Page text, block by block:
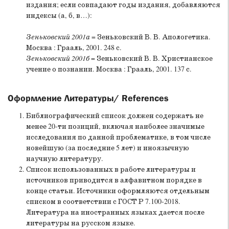
издания; если совпадают годы издания, добавляются
индексы (а, б, в…):
Зеньковский 2001а= Зеньковский В. В. Апологетика.
Москва : Грааль, 2001. 248 с.
Зеньковский 2001б= Зеньковский В. В. Христианское
учение о познании. Москва : Грааль, 2001. 137 с.
Оформление Литературы/ References
Библиографический список должен содержать не
менее 20-ти позиций, включая наиболее значимые
исследования по данной проблематике, в том числе
новейшую (за последние 5 лет) и иноязычную
научную литературу.
Список использованных в работе литературы и
источников приводится в алфавитном порядке в
конце статьи. Источники оформляются отдельным
списком в соответствии с ГОСТ Р 7.100-2018.
Литература на иностранных языках дается после
литературы на русском языке.